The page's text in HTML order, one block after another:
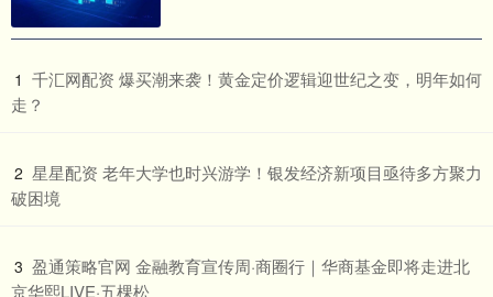
1 ​千汇网配资 爆买潮来袭！黄金定价逻辑迎世纪之变，明年如何
走？
2 ​星星配资 老年大学也时兴游学！银发经济新项目亟待多方聚力
破困境
3 ​盈通策略官网 金融教育宣传周·商圈行｜华商基金即将走进北
京华熙LIVE·五棵松